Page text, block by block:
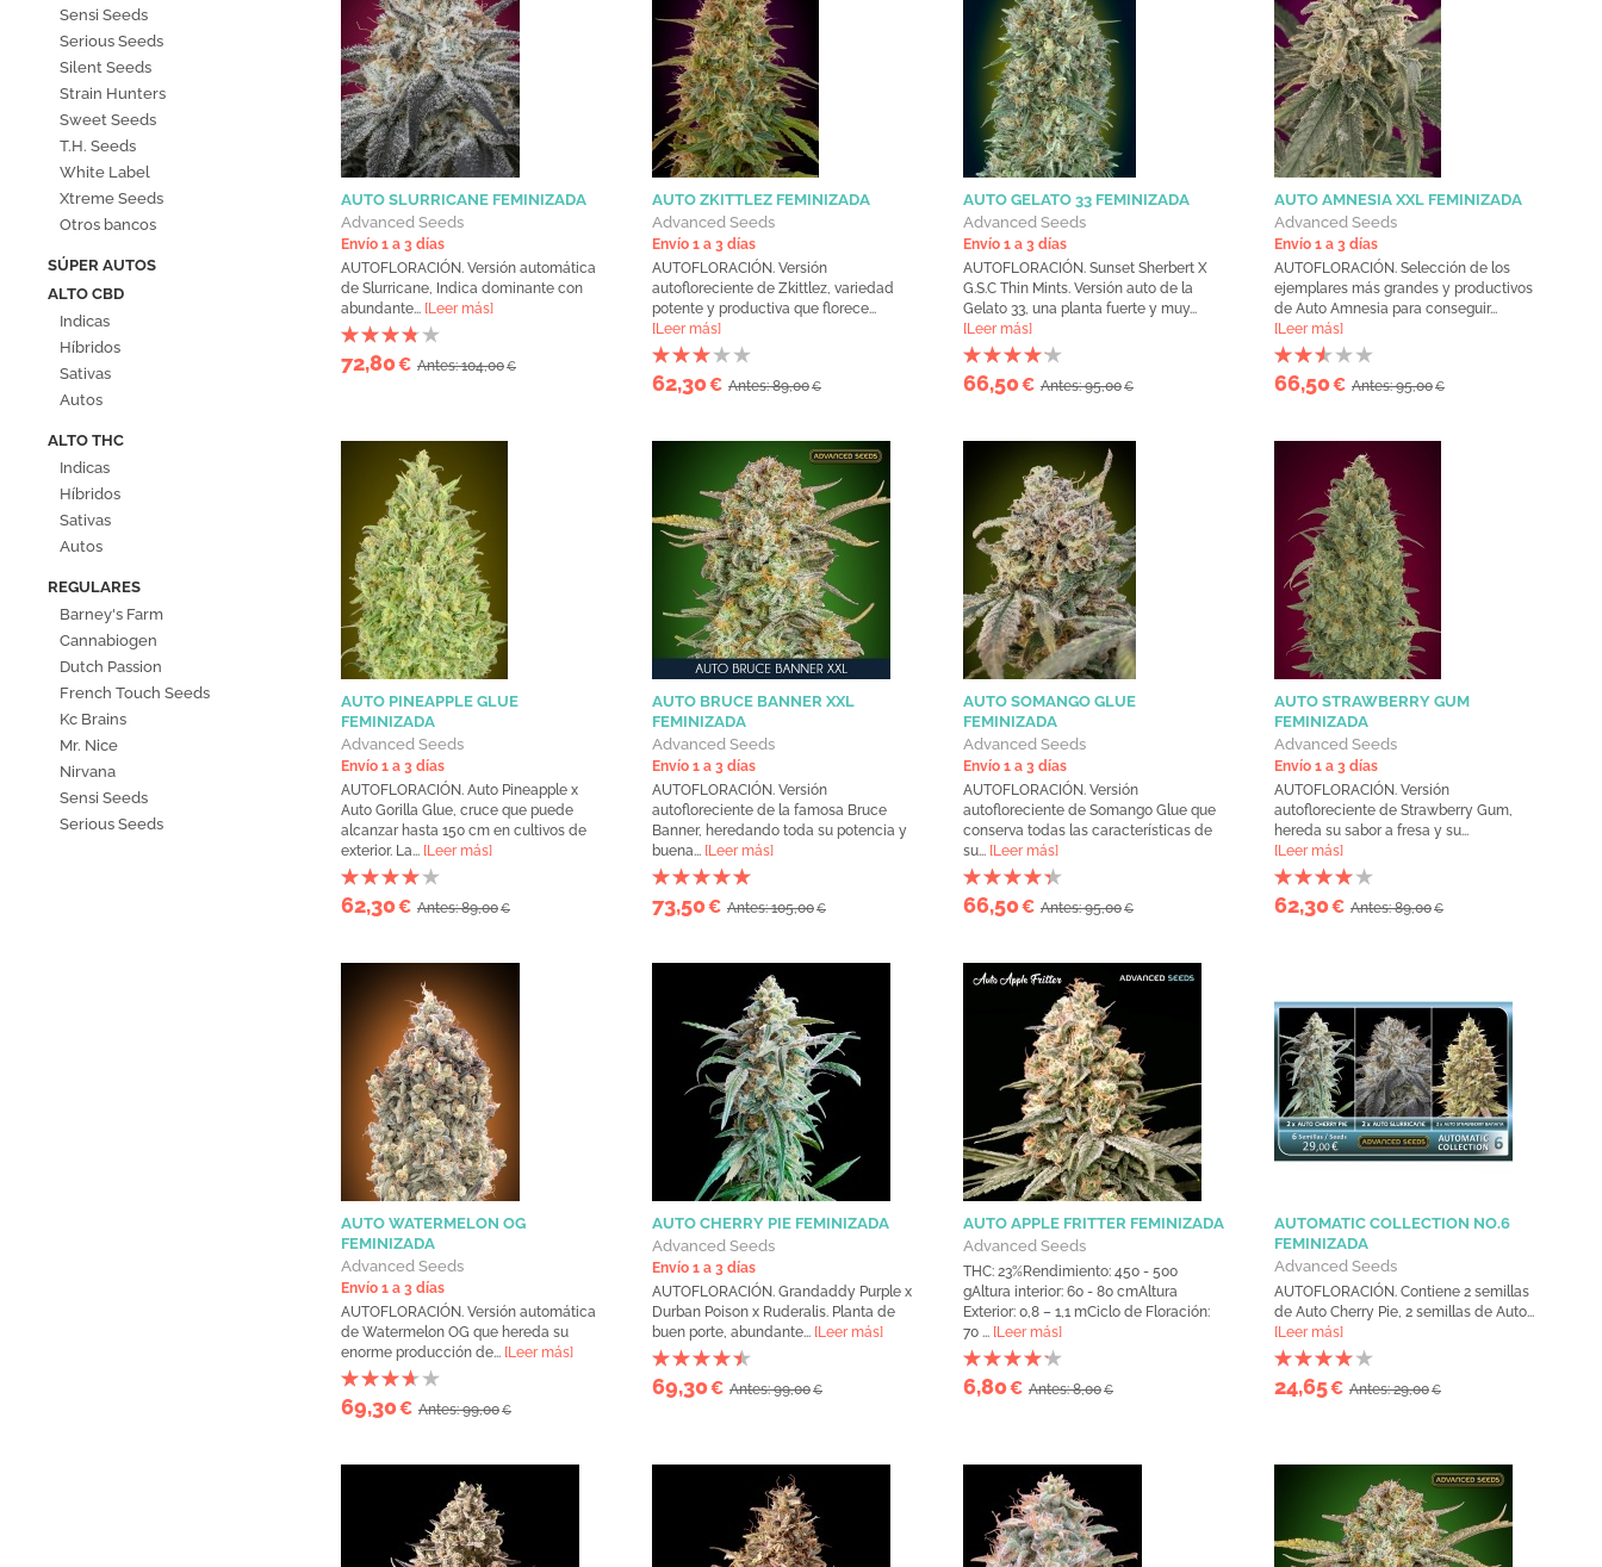
Sensi Seeds
Serious Seeds
Silent Seeds
Strain Hunters
Sweet Seeds
T.H. Seeds
White Label
Xtreme Seeds
Otros bancos
SÚPER AUTOS
ALTO CBD
Indicas
Híbridos
Sativas
Autos
ALTO THC
Indicas
Híbridos
Sativas
Autos
REGULARES
Barney's Farm
Cannabiogen
Dutch Passion
French Touch Seeds
Kc Brains
Mr. Nice
Nirvana
Sensi Seeds
Serious Seeds
AUTO SLURRICANE FEMINIZADA
Advanced Seeds
Envío 1 a 3 días
AUTOFLORACIÓN. Versión automática
de Slurricane, Indica dominante con
abundante... [Leer más]
72,80€ Antes: 104,00€
AUTO ZKITTLEZ FEMINIZADA
Advanced Seeds
Envío 1 a 3 días
AUTOFLORACIÓN. Versión
autofloreciente de Zkittlez, variedad
potente y productiva que florece...
[Leer más]
62,30€ Antes: 89,00€
AUTO GELATO 33 FEMINIZADA
Advanced Seeds
Envío 1 a 3 días
AUTOFLORACIÓN. Sunset Sherbert X
G.S.C Thin Mints. Versión auto de la
Gelato 33, una planta fuerte y muy...
[Leer más]
66,50€ Antes: 95,00€
AUTO AMNESIA XXL FEMINIZADA
Advanced Seeds
Envío 1 a 3 días
AUTOFLORACIÓN. Selección de los
ejemplares más grandes y productivos
de Auto Amnesia para conseguir...
[Leer más]
66,50€ Antes: 95,00€
AUTO PINEAPPLE GLUE
FEMINIZADA
Advanced Seeds
Envío 1 a 3 días
AUTOFLORACIÓN. Auto Pineapple x
Auto Gorilla Glue, cruce que puede
alcanzar hasta 150 cm en cultivos de
exterior. La... [Leer más]
62,30€ Antes: 89,00€
AUTO BRUCE BANNER XXL
FEMINIZADA
Advanced Seeds
Envío 1 a 3 días
AUTOFLORACIÓN. Versión
autofloreciente de la famosa Bruce
Banner, heredando toda su potencia y
buena... [Leer más]
73,50€ Antes: 105,00€
AUTO SOMANGO GLUE
FEMINIZADA
Advanced Seeds
Envío 1 a 3 días
AUTOFLORACIÓN. Versión
autofloreciente de Somango Glue que
conserva todas las características de
su... [Leer más]
66,50€ Antes: 95,00€
AUTO STRAWBERRY GUM
FEMINIZADA
Advanced Seeds
Envío 1 a 3 días
AUTOFLORACIÓN. Versión
autofloreciente de Strawberry Gum,
hereda su sabor a fresa y su...
[Leer más]
62,30€ Antes: 89,00€
AUTO WATERMELON OG
FEMINIZADA
Advanced Seeds
Envío 1 a 3 días
AUTOFLORACIÓN. Versión automática
de Watermelon OG que hereda su
enorme producción de... [Leer más]
69,30€ Antes: 99,00€
AUTO CHERRY PIE FEMINIZADA
Advanced Seeds
Envío 1 a 3 días
AUTOFLORACIÓN. Grandaddy Purple x
Durban Poison x Ruderalis. Planta de
buen porte, abundante... [Leer más]
69,30€ Antes: 99,00€
AUTO APPLE FRITTER FEMINIZADA
Advanced Seeds
THC: 23%Rendimiento: 450 - 500
gAltura interior: 60 - 80 cmAltura
Exterior: 0,8 – 1,1 mCiclo de Floración:
70 ... [Leer más]
6,80€ Antes: 8,00€
AUTOMATIC COLLECTION NO.6
FEMINIZADA
Advanced Seeds
AUTOFLORACIÓN. Contiene 2 semillas
de Auto Cherry Pie, 2 semillas de Auto...
[Leer más]
24,65€ Antes: 29,00€